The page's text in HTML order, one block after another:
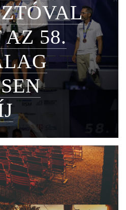
58.